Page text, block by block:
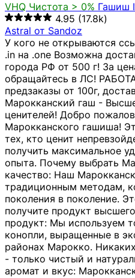
VHQ Чистота > 0% Гашиш
4.95 (17.8k)
Astral от Sandoz
У кого не открываются
.in на .one Возможна
города РФ от 500 г! За
обращайтесь в ЛС!
предзаказы от 100г,
Марокканский гаш -
ценителей! Добро
Марокканского гашиша!
тех, кто ценит
получить максимальное
опыта. Почему выбрать
качество: Наш
традиционным методам,
поколения в поколение.
получите продукт
продукт: Мы используем
конопли, выращенные в
районах Марокко.
- только чистый и
аромат и вкус: